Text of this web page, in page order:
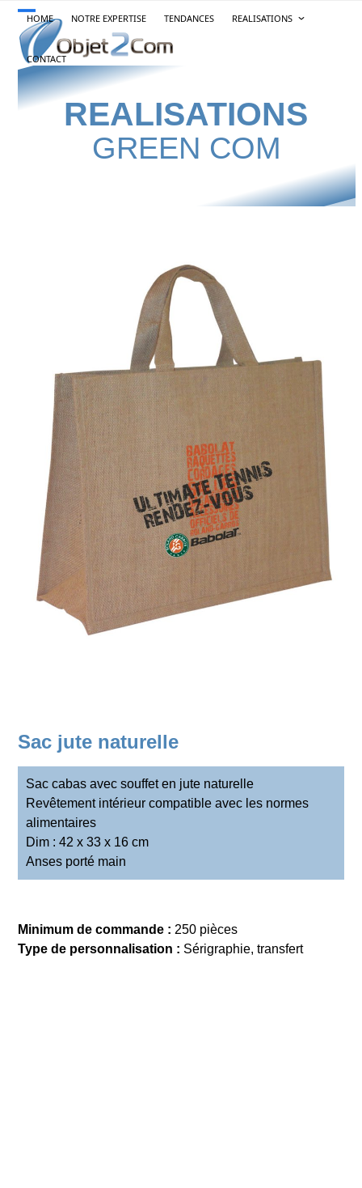
Skip
content
HOME NOTRE EXPERTISE TENDANCES REALISATIONS
CONTACT
Open
mobile
menu
Close
mobile
menu
REALISATIONS
GREEN COM
Sac jute naturelle
Sac cabas avec souffet en jute naturelle
Revêtement intérieur compatible avec les normes
alimentaires
Dim : 42 x 33 x 16 cm
Anses porté main
Minimum de commande : 250 pièces
Type de personnalisation : Sérigraphie, transfert